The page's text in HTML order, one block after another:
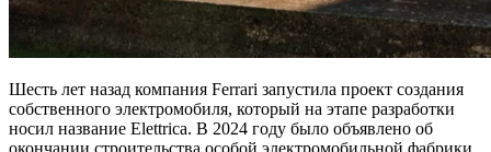
Шесть лет назад компания Ferrari запустила проект создания
собственного электромобиля, который на этапе разработки
носил название Elettrica. В 2024 году было объявлено об
окончании строительства особой электромобильной фабрики